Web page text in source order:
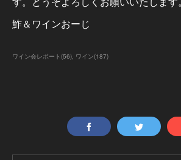
鮓＆ワインおーじ
ワイン会レポート (56) ワイン(187)